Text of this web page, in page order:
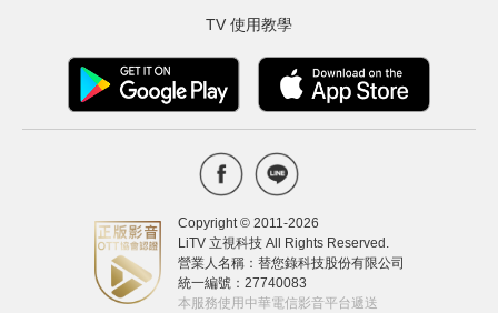
TV 使用教學
Copyright © 2011-2026
LiTV 立視科技 All Rights Reserved.
營業人名稱：替您錄科技股份有限公司
統一編號：27740083
本服務使用中華電信影音平台遞送